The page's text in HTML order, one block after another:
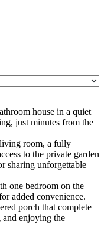
house in a quiet
just minutes from the
room, a fully
to the private garden
sharing unforgettable
one bedroom on the
added convenience.
porch that complete
and enjoying the